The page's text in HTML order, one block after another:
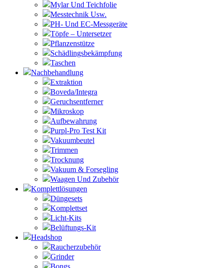
Mylar Und Teichfolie
Messtechnik Usw.
PH- Und EC-Messgeräte
Töpfe – Untersetzer
Pflanzenstütze
Schädlingsbekämpfung
Taschen
Nachbehandlung
Extraktion
Boveda/Integra
Geruchsentferner
Mikroskop
Aufbewahrung
Purpl-Pro Test Kit
Vakuumbeutel
Trimmen
Trocknung
Vakuum & Forsegling
Waagen Und Zubehör
Komplettlösungen
Düngesets
Komplettset
Licht-Kits
Belüftungs-Kit
Headshop
Raucherzubehör
Grinder
Bongs